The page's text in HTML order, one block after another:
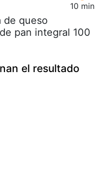
10 min
de queso
pan integral 100
el resultado